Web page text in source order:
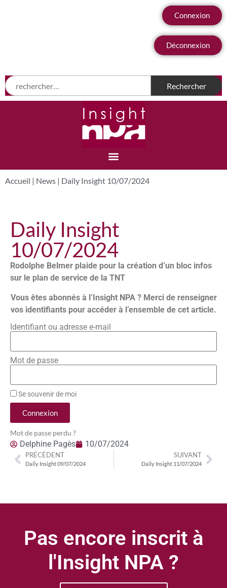
Connexion
Déconnexion
Accueil | News | Daily Insight 10/07/2024
Daily Insight
10/07/2024
Rodolphe Belmer plaide pour la création d’un bloc infos
sur le plan de service de la TNT
Vous êtes abonnés à l’Insight NPA ? Merci de renseigner
vos identifiants pour accéder à l’ensemble de cet article.
Identifiant ou adresse e-mail
Mot de passe
Se souvenir de moi
Connexion
Mot de passe perdu ?
Delphine Pagès 10/07/2024
PRÉCÉDENT
Daily Insight 09/07/2024
SUIVANT
Daily Insight 11/07/2024
Pas encore inscrit à
l'Insight NPA ?